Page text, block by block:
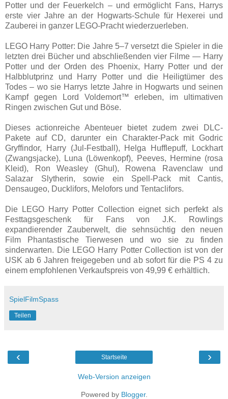
Potter und der Feuerkelch – und ermöglicht Fans, Harrys
erste vier Jahre an der Hogwarts-Schule für Hexerei und
Zauberei in ganzer LEGO-Pracht wiederzuerleben.
LEGO Harry Potter: Die Jahre 5–7 versetzt die Spieler in die
letzten drei Bücher und abschließenden vier Filme — Harry
Potter und der Orden des Phoenix, Harry Potter und der
Halbblutprinz und Harry Potter und die Heiligtümer des
Todes – wo sie Harrys letzte Jahre in Hogwarts und seinen
Kampf gegen Lord Voldemort™ erleben, im ultimativen
Ringen zwischen Gut und Böse.
Dieses actionreiche Abenteuer bietet zudem zwei DLC-
Pakete auf CD, darunter ein Charakter-Pack mit Godric
Gryffindor, Harry (Jul-Festball), Helga Hufflepuff, Lockhart
(Zwangsjacke), Luna (Löwenkopf), Peeves, Hermine (rosa
Kleid), Ron Weasley (Ghul), Rowena Ravenclaw und
Salazar Slytherin, sowie ein Spell-Pack mit Cantis,
Densaugeo, Ducklifors, Melofors und Tentaclifors.
Die LEGO Harry Potter Collection eignet sich perfekt als
Festtagsgeschenk für Fans von J.K. Rowlings
expandierender Zauberwelt, die sehnsüchtig den neuen
Film Phantastische Tierwesen und wo sie zu finden
sinderwarten. Die LEGO Harry Potter Collection ist von der
USK ab 6 Jahren freigegeben und ab sofort für die PS 4 zu
einem empfohlenen Verkaufspreis von 49,99 € erhältlich.
SpielFilmSpass
Teilen
‹ ›
Startseite
Web-Version anzeigen
Powered by Blogger.